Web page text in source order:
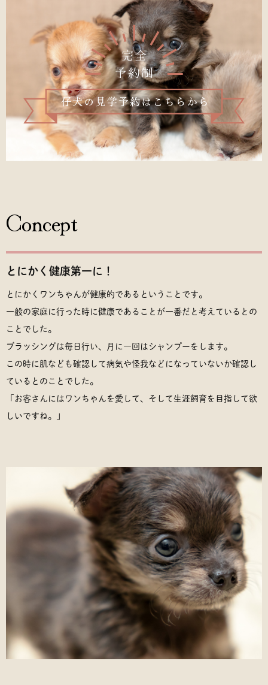
Concept
とにかく健康第一に！
とにかくワンちゃんが健康的であるということです。
一般の家庭に行った時に健康であることが一番だと考えているとの
ことでした。
ブラッシングは毎日行い、月に一回はシャンプーをします。
この時に肌なども確認して病気や怪我などになっていないか確認し
ているとのことでした。
「お客さんにはワンちゃんを愛して、そして生涯飼育を目指して欲
しいですね。」